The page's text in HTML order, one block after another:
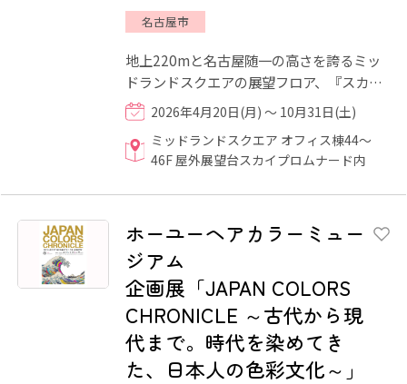
名古屋市
地上220mと名古屋随一の高さを誇るミッ
ドランドスクエアの展望フロア、『スカイ
プロムナード』。都会のど真ん中で手ぶら
で本格的なバーベキューを...
2026年4月20日(月) ～ 10月31日(土)
ミッドランドスクエア オフィス棟44〜
46F 屋外展望台スカイプロムナード内
ホーユーヘアカラーミュー
ジアム
企画展「JAPAN COLORS
CHRONICLE ～古代から現
代まで。時代を染めてき
た、日本人の色彩文化～」